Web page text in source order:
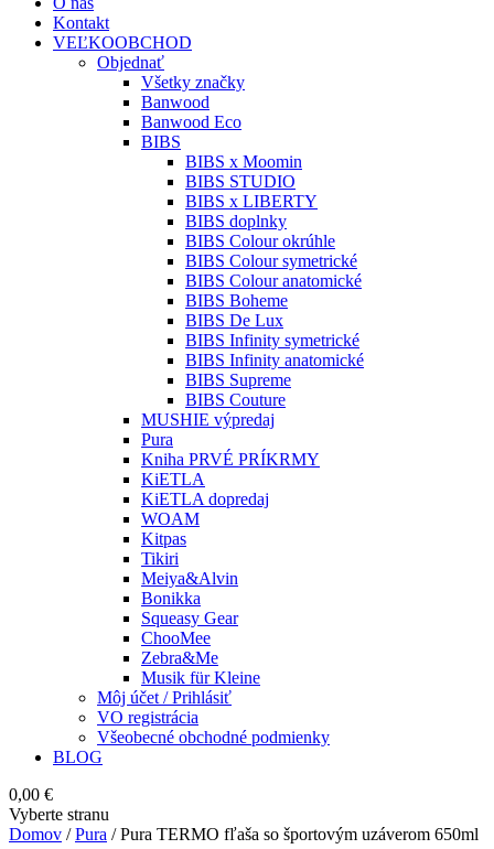
Kontakt
VEĽKOOBCHOD
Objednať
Všetky značky
Banwood
Banwood Eco
BIBS
BIBS x Moomin
BIBS STUDIO
BIBS x LIBERTY
BIBS doplnky
BIBS Colour okrúhle
BIBS Colour symetrické
BIBS Colour anatomické
BIBS Boheme
BIBS De Lux
BIBS Infinity symetrické
BIBS Infinity anatomické
BIBS Supreme
BIBS Couture
MUSHIE výpredaj
Pura
Kniha PRVÉ PRÍKRMY
KiETLA
KiETLA dopredaj
WOAM
Kitpas
Tikiri
Meiya&Alvin
Bonikka
Squeasy Gear
ChooMee
Zebra&Me
Musik für Kleine
Môj účet / Prihlásiť
VO registrácia
Všeobecné obchodné podmienky
BLOG
0,00 €
Vyberte stranu
Domov /Pura / Pura TERMO fľaša so športovým uzáverom 650ml